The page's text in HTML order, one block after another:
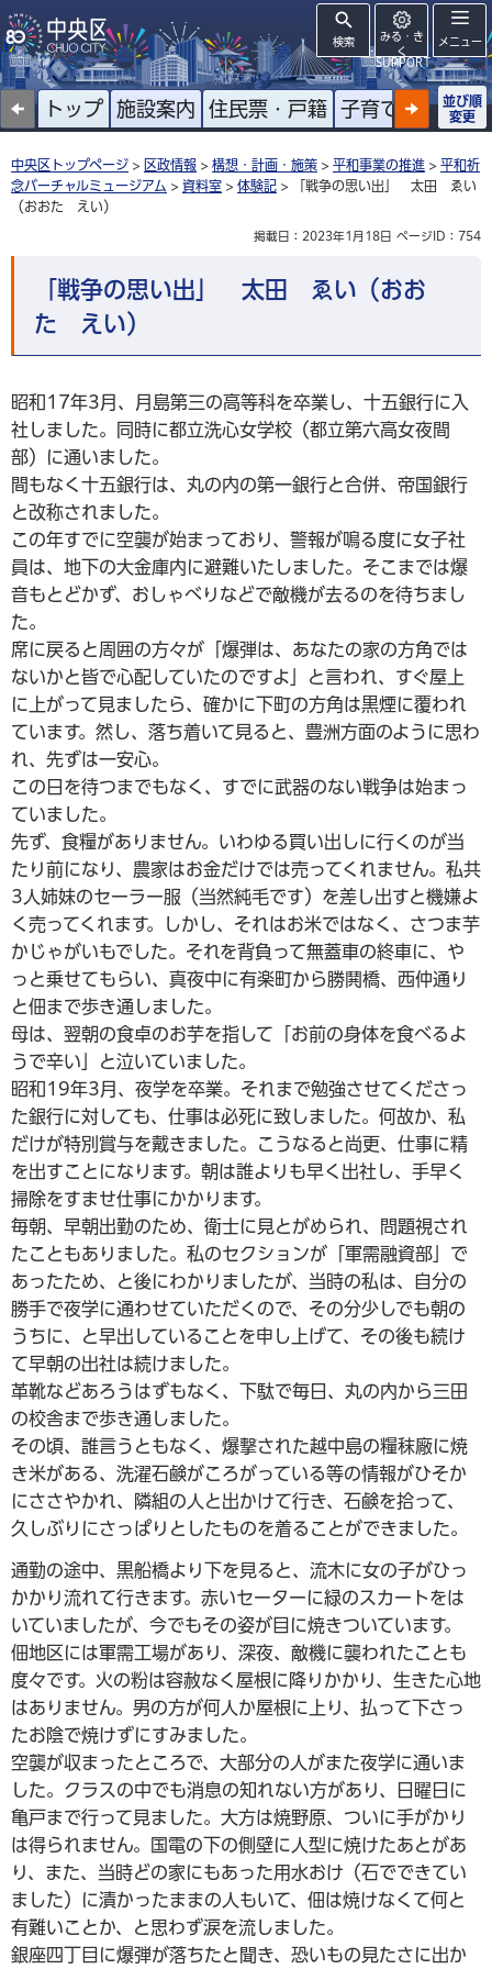
検索
みる・き
く
SUPPORT
メニュー
トップ 施設案内 住民票・戸籍 子育て 高齢者
並び順
変更
中央区トップページ > 区政情報 > 構想・計画・施策 > 平和事業の推進 > 平和祈
念バーチャルミュージアム > 資料室 > 体験記 > 「戦争の思い出」 太田 ゑい
（おおた えい）
掲載日：2023年1月18日 ページID：754
「戦争の思い出」 太田 ゑい（おお
た えい）
昭和17年3月、月島第三の高等科を卒業し、十五銀行に入
社しました。同時に都立洗心女学校（都立第六高女夜間
部）に通いました。
間もなく十五銀行は、丸の内の第一銀行と合併、帝国銀行
と改称されました。
この年すでに空襲が始まっており、警報が鳴る度に女子社
員は、地下の大金庫内に避難いたしました。そこまでは爆
音もとどかず、おしゃべりなどで敵機が去るのを待ちまし
た。
席に戻ると周囲の方々が「爆弾は、あなたの家の方角では
ないかと皆で心配していたのですよ」と言われ、すぐ屋上
に上がって見ましたら、確かに下町の方角は黒煙に覆われ
ています。然し、落ち着いて見ると、豊洲方面のように思わ
れ、先ずは一安心。
この日を待つまでもなく、すでに武器のない戦争は始まっ
ていました。
先ず、食糧がありません。いわゆる買い出しに行くのが当
たり前になり、農家はお金だけでは売ってくれません。私共
3人姉妹のセーラー服（当然純毛です）を差し出すと機嫌よ
く売ってくれます。しかし、それはお米ではなく、さつま芋
かじゃがいもでした。それを背負って無蓋車の終車に、や
っと乗せてもらい、真夜中に有楽町から勝鬨橋、西仲通り
と佃まで歩き通しました。
母は、翌朝の食卓のお芋を指して「お前の身体を食べるよ
うで辛い」と泣いていました。
昭和19年3月、夜学を卒業。それまで勉強させてくださっ
た銀行に対しても、仕事は必死に致しました。何故か、私
だけが特別賞与を戴きました。こうなると尚更、仕事に精
を出すことになります。朝は誰よりも早く出社し、手早く
掃除をすませ仕事にかかります。
毎朝、早朝出勤のため、衛士に見とがめられ、問題視され
たこともありました。私のセクションが「軍需融資部」で
あったため、と後にわかりましたが、当時の私は、自分の
勝手で夜学に通わせていただくので、その分少しでも朝の
うちに、と早出していることを申し上げて、その後も続け
て早朝の出社は続けました。
革靴などあろうはずもなく、下駄で毎日、丸の内から三田
の校舎まで歩き通しました。
その頃、誰言うともなく、爆撃された越中島の糧秣廠に焼
き米がある、洗濯石鹸がころがっている等の情報がひそか
にささやかれ、隣組の人と出かけて行き、石鹸を拾って、
久しぶりにさっぱりとしたものを着ることができました。
通勤の途中、黒船橋より下を見ると、流木に女の子がひっ
かかり流れて行きます。赤いセーターに緑のスカートをは
いていましたが、今でもその姿が目に焼きついています。
佃地区には軍需工場があり、深夜、敵機に襲われたことも
度々です。火の粉は容赦なく屋根に降りかかり、生きた心地
はありません。男の方が何人か屋根に上り、払って下さっ
たお陰で焼けずにすみました。
空襲が収まったところで、大部分の人がまた夜学に通いま
した。クラスの中でも消息の知れない方があり、日曜日に
亀戸まで行って見ました。大方は焼野原、ついに手がかり
は得られません。国電の下の側壁に人型に焼けたあとがあ
り、また、当時どの家にもあった用水おけ（石でできてい
ました）に漬かったままの人もいて、佃は焼けなくて何と
有難いことか、と思わず涙を流しました。
銀座四丁目に爆弾が落ちたと聞き、恐いもの見たさに出か